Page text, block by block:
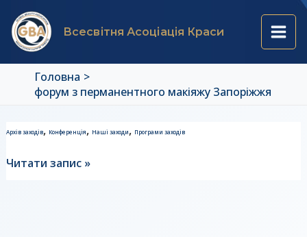
Перейти
до
вмісту
Всесвітня Асоціація Краси
Main
Головна
форум з перманентного макіяжу Запоріжжя
Архів заходів, Конференція, Наші заходи, Програми заходів
Форум
перманентного
Читати запис »